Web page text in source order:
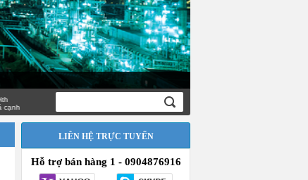
LIÊN HỆ TRỰC TUYẾN
Hỗ trợ bán hàng 1 - 0904876916